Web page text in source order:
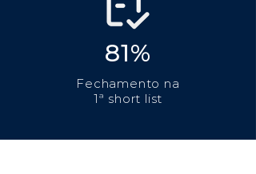
81%
Fechamento na
1ª short list